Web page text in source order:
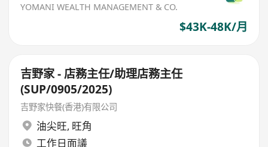
YOMANI WEALTH MANAGEMENT & CO.
$43K-48K/月
吉野家 - 店務主任/助理店務主任
(SUP/0905/2025)
吉野家快餐(香港)有限公司
油尖旺, 旺角
工作日面議